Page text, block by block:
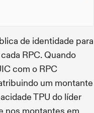
de identidade para
RPC. Quando
com o RPC
um montante
TPU do líder